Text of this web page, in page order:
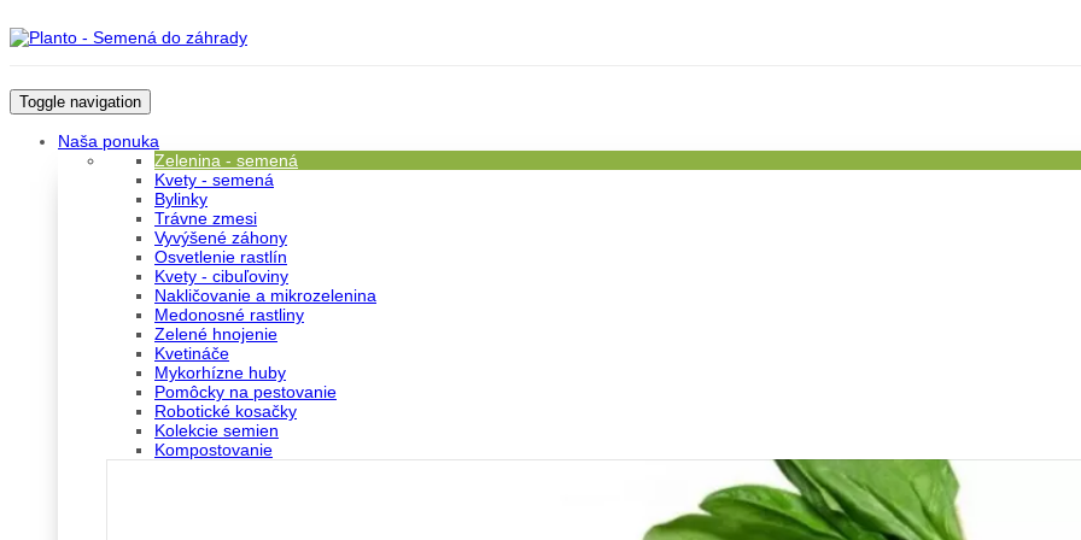
Toggle navigation
Naša ponuka
Zelenina - semená
Kvety - semená
Bylinky
Trávne zmesi
Vyvýšené záhony
Osvetlenie rastlín
Kvety - cibuľoviny
Nakličovanie a mikrozelenina
Medonosné rastliny
Zelené hnojenie
Kvetináče
Mykorhízne huby
Pomôcky na pestovanie
Robotické kosačky
Kolekcie semien
Kompostovanie